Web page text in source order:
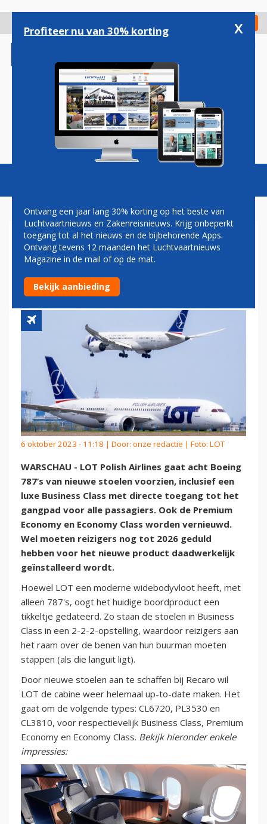
gaan
Check in
Magazine Podcasts Vacatures
LOT INTRODUCEERT NIEUW
BOORDPRODUCT, INCLUSIEF
LUXE BUSINESS CLASS
6 oktober 2023 - 11:18 | Door: onze redactie | Foto: LOT
WARSCHAU - LOT Polish Airlines gaat acht Boeing
787’s van nieuwe stoelen voorzien, inclusief een
luxe Business Class met directe toegang tot het
gangpad voor alle passagiers. Ook de Premium
Economy en Economy Class worden vernieuwd.
Wel moeten reizigers nog tot 2026 geduld
hebben voor het nieuwe product daadwerkelijk
geïnstalleerd wordt.
Hoewel LOT een moderne widebodyvloot heeft, met
alleen 787's, oogt het huidige boordproduct een
tikkeltje gedateerd. Zo staan de stoelen in Business
Class in een 2-2-2-opstelling, waardoor reizigers aan
het raam over de benen van hun buurman moeten
stappen (als die languit ligt).
Door nieuwe stoelen aan te schaffen bij Recaro wil
LOT de cabine weer helemaal up-to-date maken. Het
gaat om de volgende types: CL6720, PL3530 en
CL3810, voor respectievelijk Business Class, Premium
Economy en Economy Class. Bekijk hieronder enkele
impressies:
Profiteer nu van 30% korting x
Ontvang een jaar lang 30% korting op het beste van
Luchtvaartnieuws en Zakenreisnieuws. Krijg onbeperkt
toegang tot al het nieuws en de bijbehorende Apps.
Ontvang tevens 12 maanden het Luchtvaartnieuws
Magazine in de mail of op de mat.
Bekijk aanbieding